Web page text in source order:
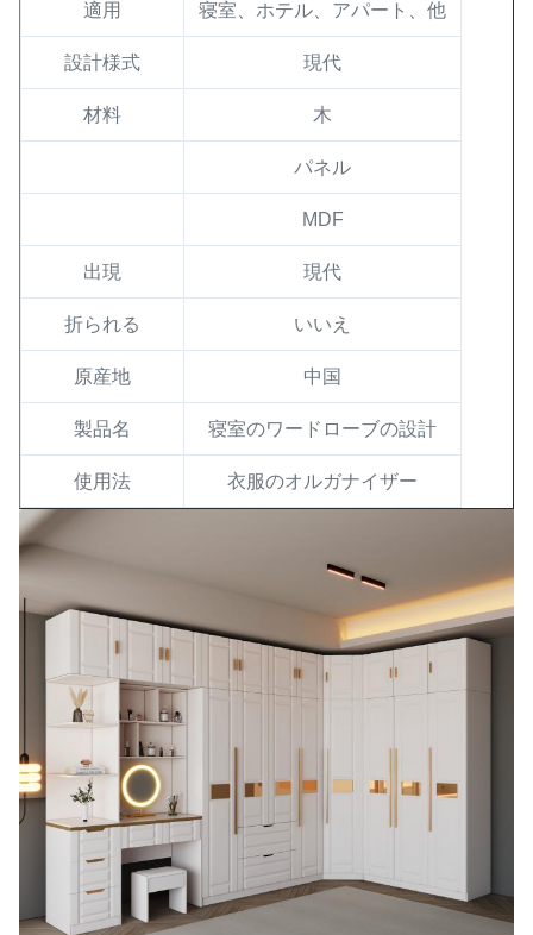
適用 寝室、ホテル、アパート、他
設計様式 現代
材料 木
パネル
MDF
出現 現代
折られる いいえ
原産地 中国
製品名 寝室のワードローブの設計
使用法 衣服のオルガナイザー